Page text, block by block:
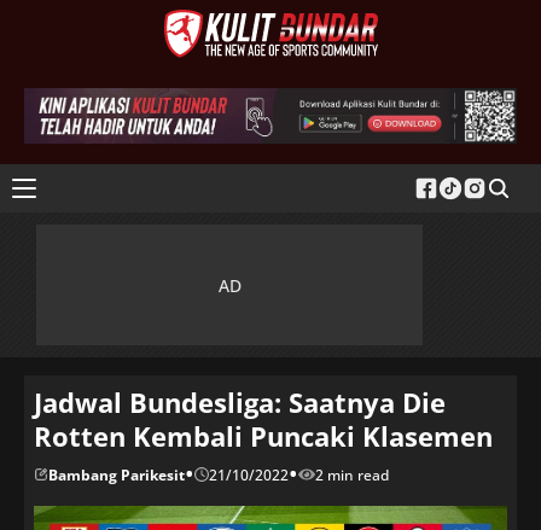
Jadwal Bundesliga: Saatnya Die
Rotten Kembali Puncaki Klasemen
Bambang Parikesit• 21/10/2022• 2 min read